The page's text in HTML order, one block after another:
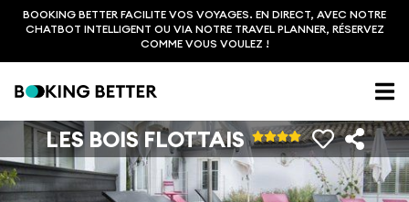
BOOKING BETTER FACILITE VOS VOYAGES. EN DIRECT, AVEC NOTRE
CHATBOT INTELLIGENT OU VIA NOTRE TRAVEL PLANNER, RÉSERVEZ
COMME VOUS VOULEZ !
LES BOIS FLOTTAIS